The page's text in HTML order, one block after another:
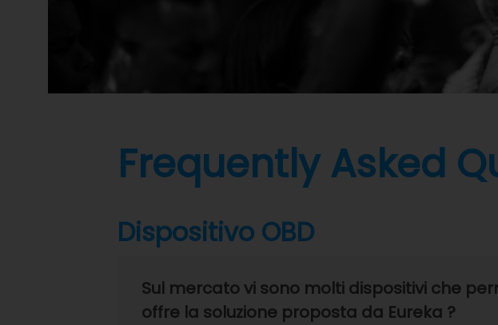
Frequently Asked
Dispositivo OBD
Sul mercato vi sono molti dispositivi che
offre la soluzione proposta da Eureka ?